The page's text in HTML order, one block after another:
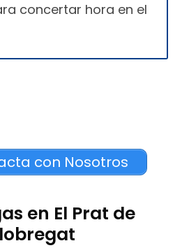
concertar hora en el
con Nosotros
en El Prat de